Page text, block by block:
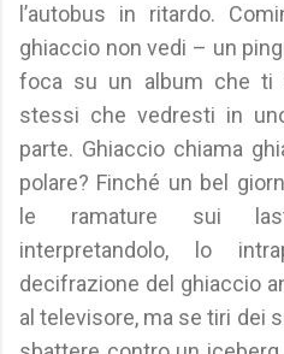
l’autobus in ritardo.
ghiaccio non vedi – un
foca su un album che ti
stessi che vedresti in
parte. Ghiaccio chiama
polare? Finché un bel
le ramature sui
interpretandolo, lo
decifrazione del ghiaccio
al televisore, ma se tiri dei